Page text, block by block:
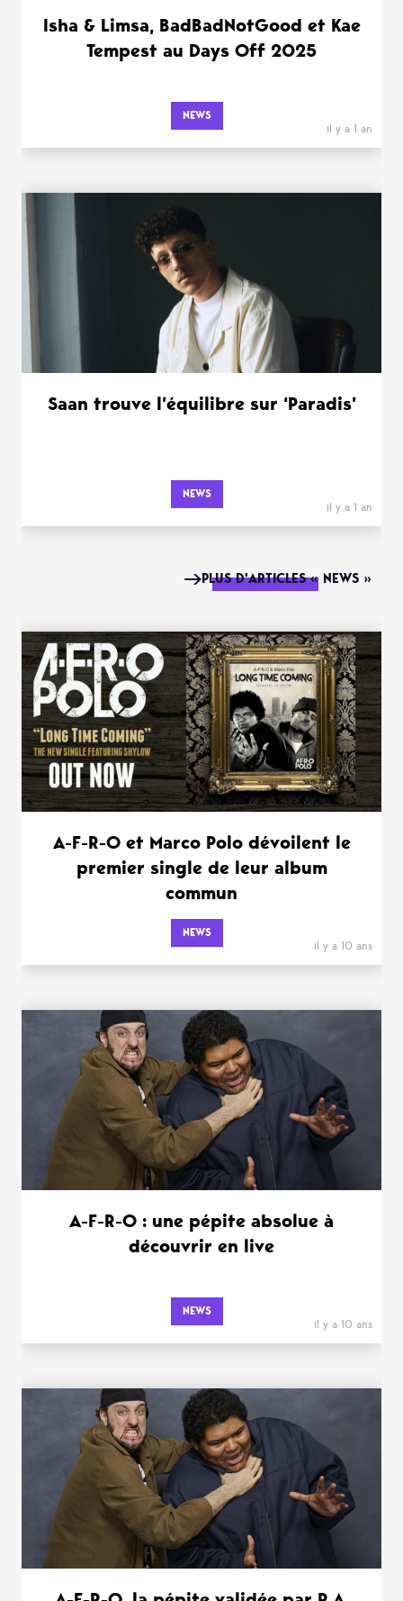
Isha & Limsa, BadBadNotGood et Kae
Tempest au Days Off 2025
NEWS
il y a 1 an
Saan trouve l’équilibre sur ‘Paradis’
NEWS
il y a 1 an
PLUS D'ARTICLES « NEWS »
A-F-R-O et Marco Polo dévoilent le
premier single de leur album
commun
NEWS
il y a 10 ans
A-F-R-O : une pépite absolue à
découvrir en live
NEWS
il y a 10 ans